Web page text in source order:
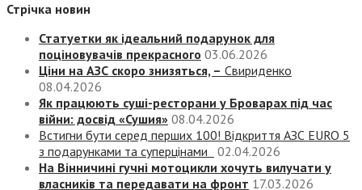
Стрічка новин
Статуетки як ідеальний подарунок для
поціновувачів прекрасного 03.06.2026
Ціни на АЗС скоро знизяться, – Свириденко
08.04.2026
Як працюють суші-ресторани у Броварах під час
війни: досвід «Сушия» 08.04.2026
Встигни бути серед перших 100! Відкриття АЗС EURO 5
з подарунками та суперцінами
02.04.2026
На Вінничині гучні мотоцикли хочуть вилучати у
власників та передавати на фронт 17.03.2026